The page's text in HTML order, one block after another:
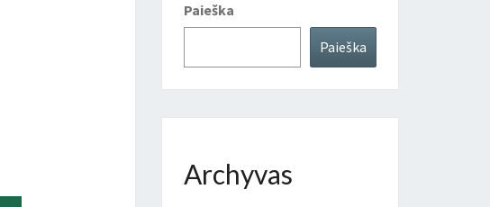
Paieška
Paieška
Archyvas